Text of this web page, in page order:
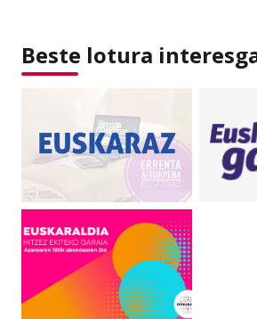
Beste lotura